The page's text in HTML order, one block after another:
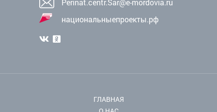
Perinat.centr.Sar@e-mordovia.ru
национальныепроекты.рф
ГЛАВНАЯ